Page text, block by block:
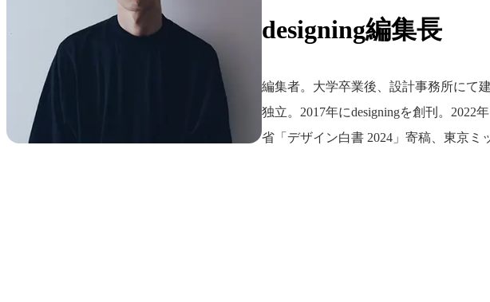
designing編集長
編集者。大学卒業後、設計事務所にて
独立。2017年にdesigningを創刊。2022
省「デザイン白書 2024」寄稿、東京ミ